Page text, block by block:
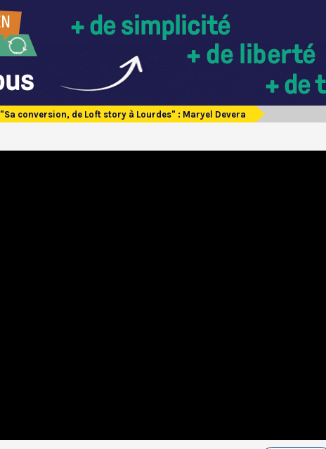
"Sa conversion, de Loft story à Lourdes" : Maryel Devera